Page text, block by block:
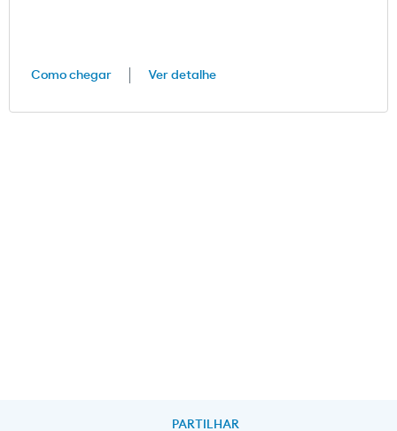
PARTILHAR
Como chegar Ver detalhe